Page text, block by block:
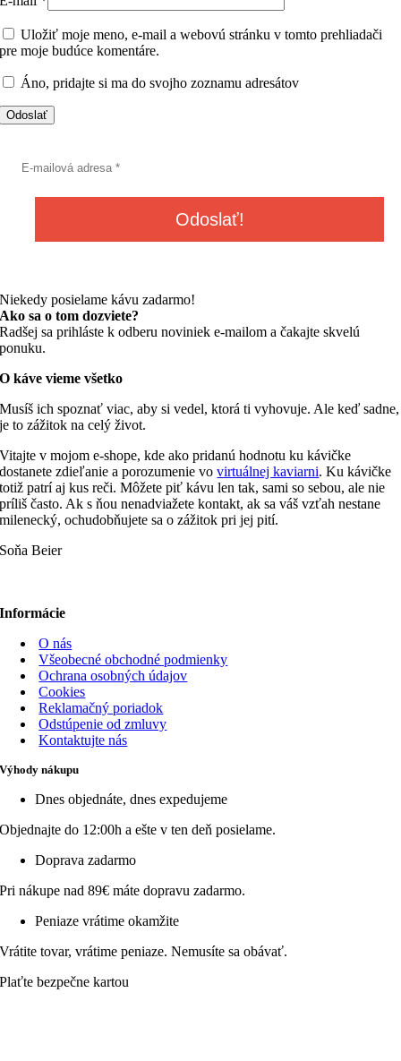
Uložiť moje meno, e-mail a webovú stránku v tomto prehliadači
pre moje budúce komentáre.
Áno, pridajte si ma do svojho zoznamu adresátov
Niekedy posielame kávu zadarmo!
Ako sa o tom dozviete?
Radšej sa prihláste k odberu noviniek e-mailom a čakajte skvelú
ponuku.
O káve vieme všetko
Musíš ich spoznať viac, aby si vedel, ktorá ti vyhovuje. Ale keď sadne,
je to zážitok na celý život.
Vitajte v mojom e-shope, kde ako pridanú hodnotu ku kávičke
dostanete zdieľanie a porozumenie vovirtuálnej kaviarni. Ku kávičke
totiž patrí aj kus reči. Môžete piť kávu len tak, sami so sebou, ale nie
príliš často. Ak s ňou nenadviažete kontakt, ak sa váš vzťah nestane
milenecký, ochudobňujete sa o zážitok pri jej pití.
Soňa Beier
Informácie
O nás
Všeobecné obchodné podmienky
Ochrana osobných údajov
Cookies
Reklamačný poriadok
Odstúpenie od zmluvy
Kontaktujte nás
Výhody nákupu
Dnes objednáte, dnes expedujeme
Objednajte do 12:00h a ešte v ten deň posielame.
Doprava zadarmo
Pri nákupe nad 89€ máte dopravu zadarmo.
Peniaze vrátime okamžite
Vrátite tovar, vrátime peniaze. Nemusíte sa obávať.
Plaťte bezpečne kartou